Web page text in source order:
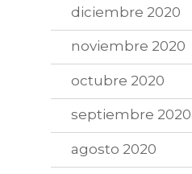
diciembre 2020
noviembre 2020
octubre 2020
septiembre 2020
agosto 2020